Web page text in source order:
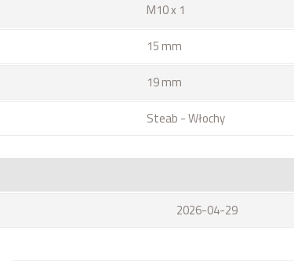
M10 x 1
15 mm
19 mm
Steab - Włochy
2026-04-29